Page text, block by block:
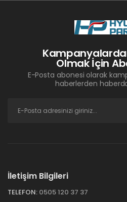
Olmak İçin
E-Posta abonesi olarak
haberlerden
İletişim Bilgileri
TELEFON: 0505 120 37 37